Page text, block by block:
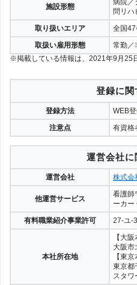
施設形態
病院／
問リハ
取り扱いエリア
全国
取扱い雇用形態
常勤／
※掲載している情報は、2021年9月25
登録に関
登録方法
WEB
注意点
有資格
運営会社に
運営会社 株式会
他運営サービス
看護師
ーカー
有料職業紹介事業許可
27-ユ-
本社所在地
【大阪
大阪市
【東京
東京都
スタワ